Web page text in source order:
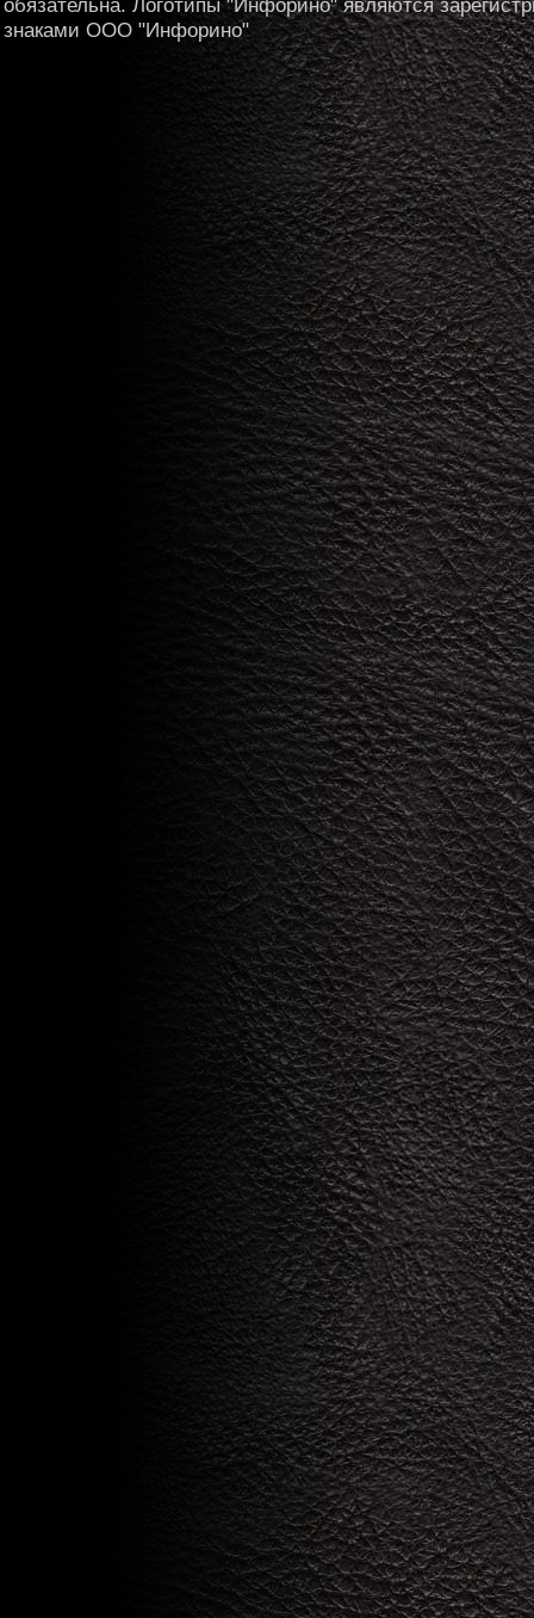
обязательна. Логотипы "Инфорино" являются
знаками ООО "Инфорино"